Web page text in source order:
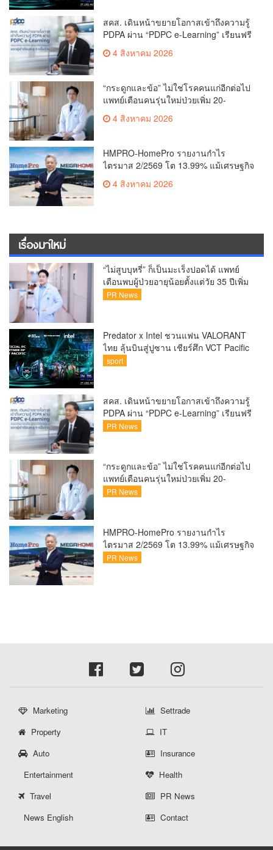
สุดพิเศษตลอดทัวร์นาเมนต์
สคส. เดินหน้าขยายโอกาสเข้าถึงความรู้
PDPA ผ่าน “PDPC e-Learning” เรียนฟรี
อดศักยภาพคนไทยสู่สังคมดิจิทัลปลอดภัย
แล้ว
4 สิงหาคม 2026
“กระดูกและข้อ” ไม่ใช่โรคคนแก่อีกต่อไป
แพทย์เตือนคนรุ่นใหม่ป่วยเพิ่ม 20-
กระแสกีฬา
4 สิงหาคม 2026
HMPRO-HomePro รายงานกำไร
ไตรมาส 2/2569 โต 13.99% แม้เศรษฐกิจ
ผันผวนเดินหน้าขยายสาขา เสริมพอร์ต
Private Brand ดัน Gross Margin เพิ่มขึ้น
4 สิงหาคม 2026
เรื่องมาใหม่
“ไม่สูบบุหรี่” ก็เป็นมะเร็งปอดได้ แพทย์
เตือนพบผู้ป่วยอายุน้อยตั้งแต่วัย 35 ปีเพิ่ม
ขึ้นคนไทยกว่า 70% รู้ตัวเมื่อโรคลุกลาม
PR News
Predator x Intel ชวนแฟน VALORANT
ไทย ลุ้นบินสู่ปูซาน เชียร์ศึก VCT Pacific
Finals Busan ประเทศเกาหลีใต้ Predator
สุดพิเศษตลอดทัวร์นาเมนต์
sport
สคส. เดินหน้าขยายโอกาสเข้าถึงความรู้
PDPA ผ่าน “PDPC e-Learning” เรียนฟรี
ทุกที่ ทุกเวลา พร้อมประกาศนียบัตร ต่อย
แล้ว
PR News
“กระดูกและข้อ” ไม่ใช่โรคคนแก่อีกต่อไป
แพทย์เตือนคนรุ่นใหม่ป่วยเพิ่ม 20-
30% เสี่ยง ‘ข้อเข่าเสื่อมก่อนวัย’ จาก
PR News
HMPRO-HomePro รายงานกำไร
ไตรมาส 2/2569 โต 13.99% แม้เศรษฐกิจ
ผันผวนเดินหน้าขยายสาขา เสริมพอร์ต
PR News
Marketing
Settrade
Property
IT
Auto
Insurance
Entertainment
Health
Travel
PR News
News English
Contact